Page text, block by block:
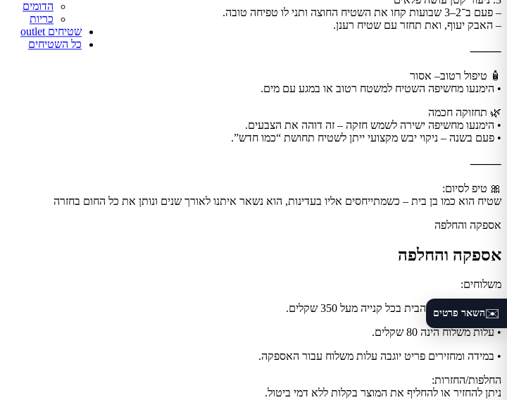
הדומים
כריות
שטיחים outlet
כל השטיחים
– פעם ב־2–3 שבועות קחו את השטיח החוצה ותני לו טפיחה טובה.
– האבק יעוף, ואת תחזר עם שטיח רענן.
⸻
🧴 טיפול רטוב– אסור
• הימנעו מחשיפה השטיח למשטח רטוב או במגע עם מים.
🌿 תחזוקה חכמה
• הימנעו מחשיפה ישירה לשמש חזקה – זה דוהה את הצבעים.
• פעם בשנה – ניקוי יבש מקצועי ייתן לשטיח תחושת “כמו חדש”.
⸻
🎀 טיפ לסיום:
שטיח הוא כמו בן בית – כשמתייחסים אליו בעדינות, הוא נשאר איתנו לאורך שנים ונותן את כל החום בחזרה
אספקה והחלפה
אספקה והחלפה
משלוחים:
• משלוח חינם עד הבית בכל קנייה מעל 350 שקלים.
• עלות משלוח הינה 80 שקלים.
• במידה ומחזירים פריט יוגבה עלות משלוח עבור האספקה.
החלפות/החזרות:
ניתן להחזיר או להחליף את המוצר בקלות ללא דמי ביטול.
✉️